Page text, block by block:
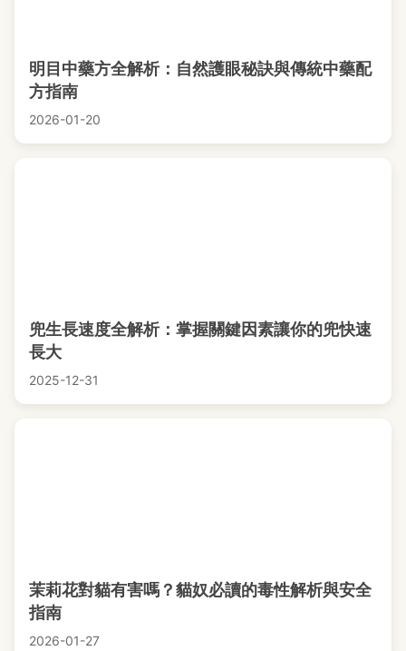
明目中藥方全解析：自然護眼秘訣與傳統中藥配
方指南
2026-01-20
兜生長速度全解析：掌握關鍵因素讓你的兜快速
長大
2025-12-31
茉莉花對貓有害嗎？貓奴必讀的毒性解析與安全
指南
2026-01-27